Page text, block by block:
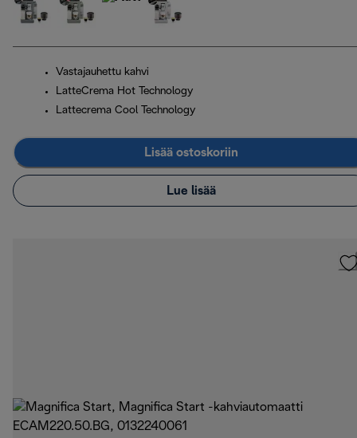
Vastajauhettu kahvi
LatteCrema Hot Technology
Lattecrema Cool Technology
Lisää ostoskoriin
Lue lisää